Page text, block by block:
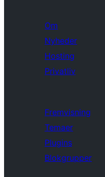
Om
Nyheder
Hosting
Privatliv
Fremvisning
Temaer
Plugins
Blokgrupper